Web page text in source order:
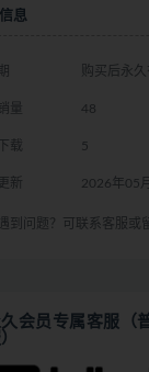
息
购买后永
量 48
载 5
新 2026年05
遇到问题？可联系客服或
久会员专属客服（